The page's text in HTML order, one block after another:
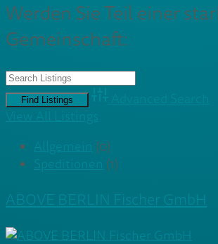
Werden Sie Teil einer
Gemeinschaft:
View All Listings
Allgemein (0)
Speditionen (1)
ABOVE BERLIN Fischer GmbH